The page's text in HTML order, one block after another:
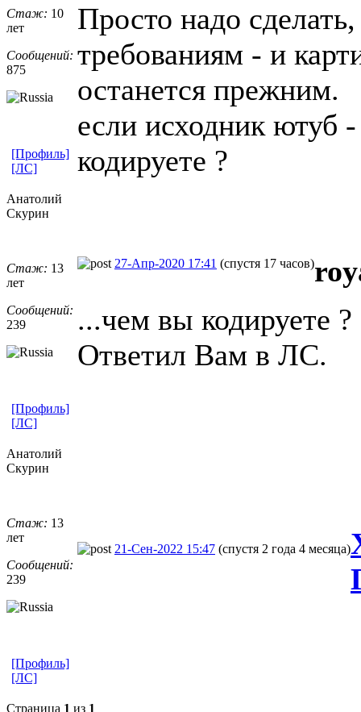
Стаж: 10
лет
Сообщений:
875
Просто надо
требованиям - и
останется прежним.
если исходник ютуб
кодируете ?
[Профиль]
[ЛС]
Анатолий
Скурин
Стаж: 13
лет
Сообщений:
239
27-Апр-2020 17:41 (спустя 17 часов)
...чем вы кодируете ?
Ответил Вам в ЛС.
[Профиль]
[ЛС]
Анатолий
Скурин
Стаж: 13
лет
Сообщений:
239
21-Сен-2022 15:47 (спустя 2 года 4 месяца)
[Профиль]
[ЛС]
Страница 1 из 1